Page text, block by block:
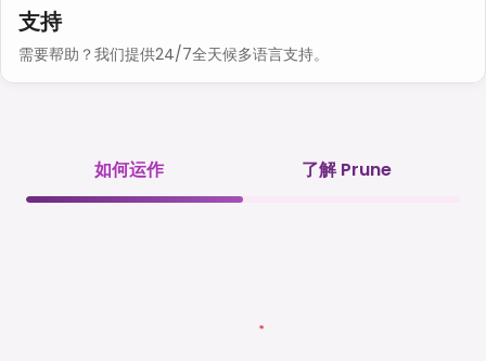
支持
需要帮助？我们提供24/7全天候多语言支持。
如何运作 了解 Prune